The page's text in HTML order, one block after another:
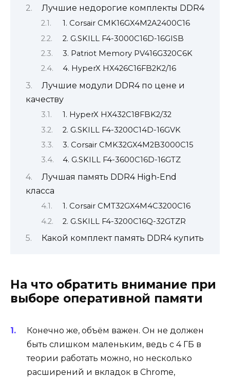
Лучшие недорогие комплекты DDR4
1. Corsair CMK16GX4M2A2400C16
2. G.SKILL F4-3000C16D-16GISB
3. Patriot Memory PV416G320C6K
4. HyperX HX426C16FB2K2/16
Лучшие модули DDR4 по цене и
качеству
1. HyperX HX432C18FBK2/32
2. G.SKILL F4-3200C14D-16GVK
3. Corsair CMK32GX4M2B3000C15
4. G.SKILL F4-3600C16D-16GTZ
Лучшая память DDR4 High-End
класса
1. Corsair CMT32GX4M4C3200C16
2. G.SKILL F4-3200C16Q-32GTZR
Какой комплект память DDR4 купить
На что обратить внимание при
выборе оперативной памяти
Конечно же, объём важен. Он не должен
быть слишком маленьким, ведь с 4 ГБ в
теории работать можно, но несколько
расширений и вкладок в Chrome,